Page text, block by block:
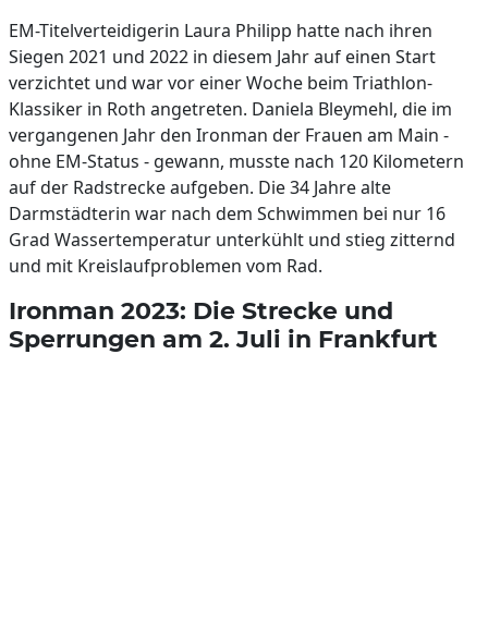
EM-Titelverteidigerin Laura Philipp hatte nach ihren
Siegen 2021 und 2022 in diesem Jahr auf einen Start
verzichtet und war vor einer Woche beim Triathlon-
Klassiker in Roth angetreten. Daniela Bleymehl, die im
vergangenen Jahr den Ironman der Frauen am Main -
ohne EM-Status - gewann, musste nach 120 Kilometern
auf der Radstrecke aufgeben. Die 34 Jahre alte
Darmstädterin war nach dem Schwimmen bei nur 16
Grad Wassertemperatur unterkühlt und stieg zitternd
und mit Kreislaufproblemen vom Rad.
Ironman 2023: Die Strecke und
Sperrungen am 2. Juli in Frankfurt